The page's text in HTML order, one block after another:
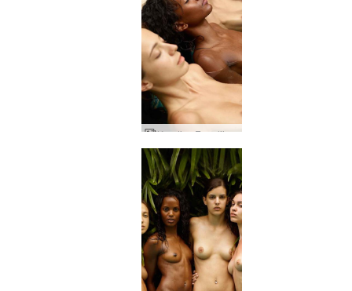
Kendisa Engelija Kiki Valērija baseina ballīte